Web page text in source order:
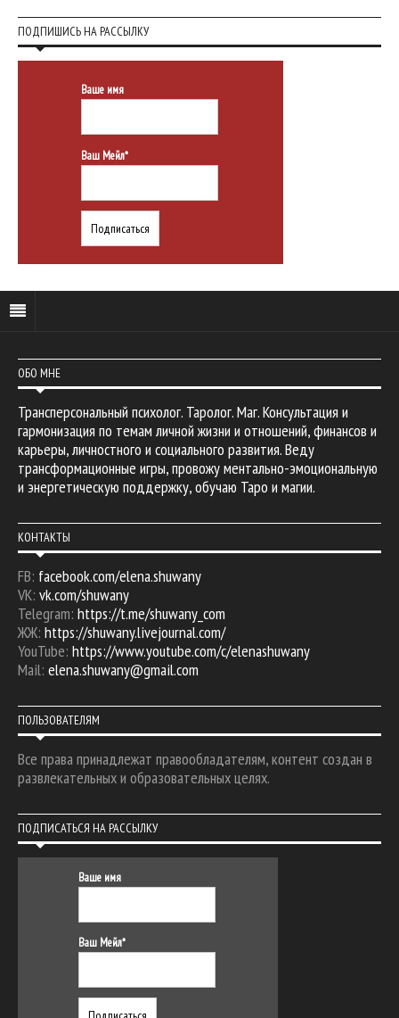
ПОДПИШИСЬ НА РАССЫЛКУ
Ваше имя
Ваш Мейл*
ОБО МНЕ
Трансперсональный психолог. Таролог. Маг. Консультация и
гармонизация по темам личной жизни и отношений, финансов и
карьеры, личностного и социального развития. Веду
трансформационные игры, провожу ментально-эмоциональную
и энергетическую поддержку, обучаю Таро и магии.
КОНТАКТЫ
FB: facebook.com/elena.shuwany
VK: vk.com/shuwany
Telegram: https://t.me/shuwany_com
ЖЖ: https://shuwany.livejournal.com/
YouTube: https://www.youtube.com/c/elenashuwany
Mail: elena.shuwany@gmail.com
ПОЛЬЗОВАТЕЛЯМ
Все права принадлежат правообладателям, контент создан в
развлекательных и образовательных целях.
ПОДПИСАТЬСЯ НА РАССЫЛКУ
Ваше имя
Ваш Мейл*